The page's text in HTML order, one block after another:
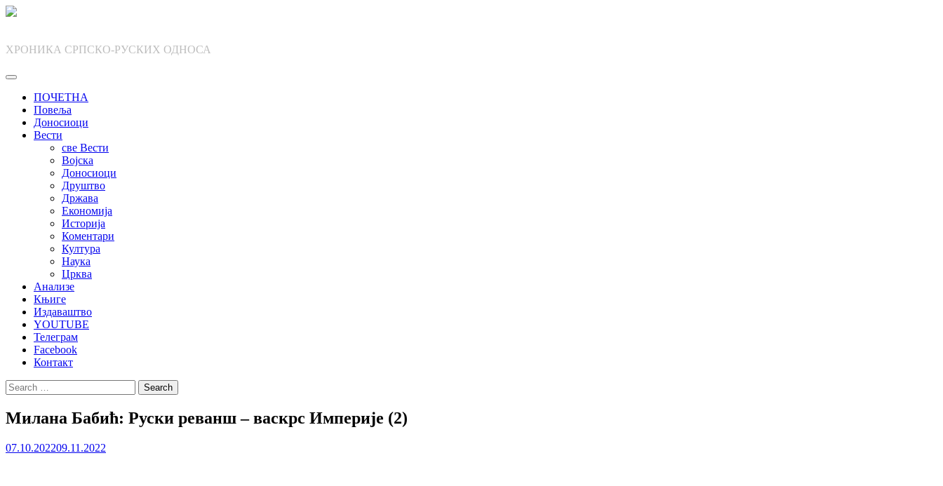
Skip
ХРОНИКА СРПСКО-РУСКИХ ОДНОСА
ПОЧЕТНА
Повеља
Доносиоци
Вести
све Вести
Војска
Доносиоци
Друштво
Држава
Економија
Историја
Коментари
Култура
Наука
Црква
Анализе
Књиге
Издаваштво
YOUTUBE
Телеграм
Facebook
Контакт
Search
for:
Милана Бабић: Руски реванш – васкрс Империје (2)
07.10.202209.11.2022